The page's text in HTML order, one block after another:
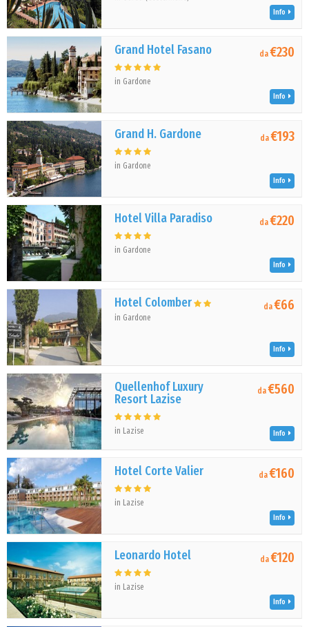
Info
Grand Hotel Fasano
in Gardone
da€230
Info
Grand H. Gardone
in Gardone
da€193
Info
Hotel Villa Paradiso
in Gardone
da€220
Info
Hotel Colomber
in Gardone
da€66
Info
Quellenhof Luxury
Resort Lazise
in Lazise
da€560
Info
Hotel Corte Valier
in Lazise
da€160
Info
Leonardo Hotel
in Lazise
da€120
Info